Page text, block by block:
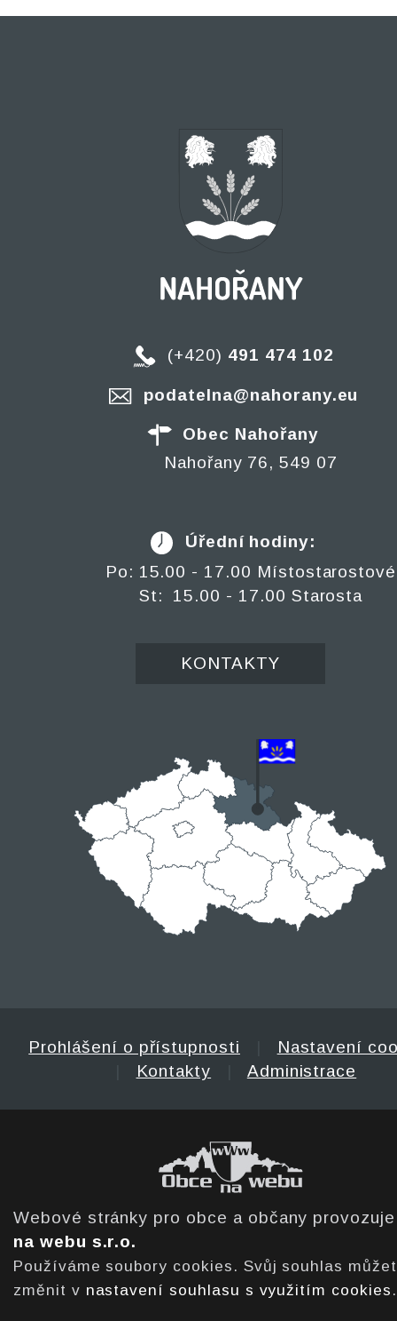
(+420) 491 474 102
podatelna@nahorany.eu
Obec Nahořany
Nahořany 76, 549 07
Úřední hodiny:
Po: 15.00 - 17.00 Místostarostové
St: 15.00 - 17.00 Starosta
KONTAKTY
Prohlášení o přístupnosti
Nastavení
Kontakty Administrace
Webové stránky pro obce a občany
na webu s.r.o.
Používáme soubory cookies. Svůj souhlas
změnit v nastavení souhlasu s využitím cookies .